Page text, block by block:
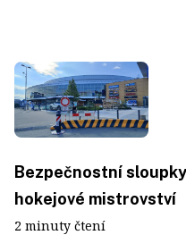
Bezpečnostní
hokejové mistrovství
2 minuty čtení